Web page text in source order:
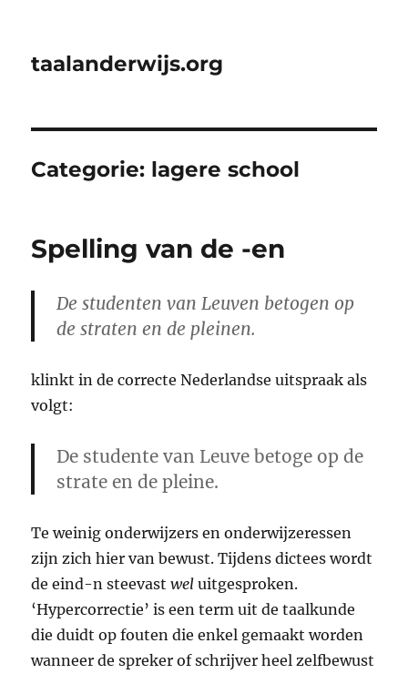
taalanderwijs.org
Categorie: lagere school
Spelling van de -en
De studenten van Leuven betogen op
de straten en de pleinen.
klinkt in de correcte Nederlandse uitspraak als
volgt:
De studente van Leuve betoge op de
strate en de pleine.
Te weinig onderwijzers en onderwijzeressen
zijn zich hier van bewust. Tijdens dictees wordt
de eind-n steevastwel uitgesproken.
‘Hypercorrectie’ is een term uit de taalkunde
die duidt op fouten die enkel gemaakt worden
wanneer de spreker of schrijver heel zelfbewust